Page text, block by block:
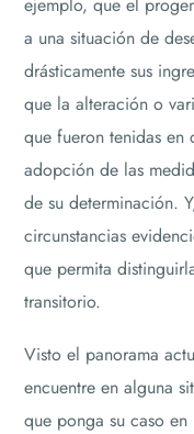
ejemplo, que el
a una situación de
drásticamente sus
que la alteración o
que fueron tenidas en
adopción de las
de su determinación.
circunstancias
que permita
transitorio.
Visto el panorama
encuentre en alguna
que ponga su caso